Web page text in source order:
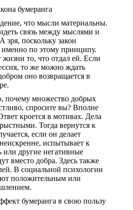
бумеранга
что мысли материальны.
связь между мыслями и
зря, поскольку закон
именно по этому принципу.
жизни то, что отдал ей. Если
то же можно ждать
оно возвращается в
почему множество добрых
спросите вы? Вполне
кроется в мотивах. Дела
Тогда вернутся к
если он делает
испытывает к
или другие негативные
вместо добра. Здесь также
В социальной психологии
положительным или
бумеранга в свою пользу